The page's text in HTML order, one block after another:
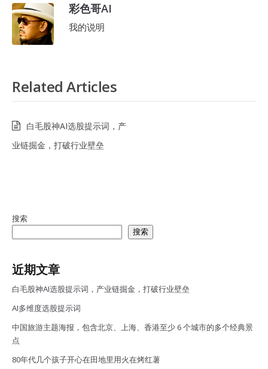
彩色哥AI
我的说明
Related Articles
白毛股神AI选股提示词，产
业链掘金，打破行业壁垒
搜索
搜索
近期文章
白毛股神AI选股提示词，产业链掘金，打破行业壁垒
AI多维度选股提示词
中国旅游主题海报，包含北京、上海、香港至少 6 个城市的多个经典景
点
80年代几个孩子开心在田地里用火在烤红薯